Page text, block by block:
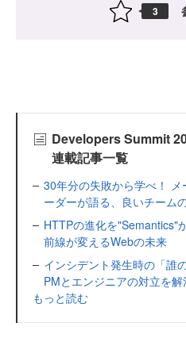
3
Developers Summit
連載記事一覧
30年分の失敗から学べ！
ーダーが語る、良いチーム
HTTPの進化を"Semantics"
前線が変えるWebの未来
インシデント発生時の「誰
PMとエンジニアの対立を
もっと読む